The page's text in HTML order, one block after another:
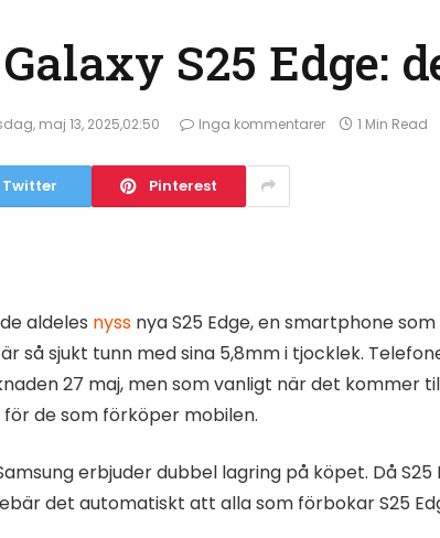
S25 Edge:
maj 13, 2025,02:50 Inga kommentarer 1 Min Read
Twitter Pinterest
aldeles nyss nya S25 Edge, en smartphone
så sjukt tunn med sina 5,8mm i tjocklek.
27 maj, men som vanligt när det kommer
de som förköper mobilen.
erbjuder dubbel lagring på köpet. Då S25
det automatiskt att alla som förbokar S25